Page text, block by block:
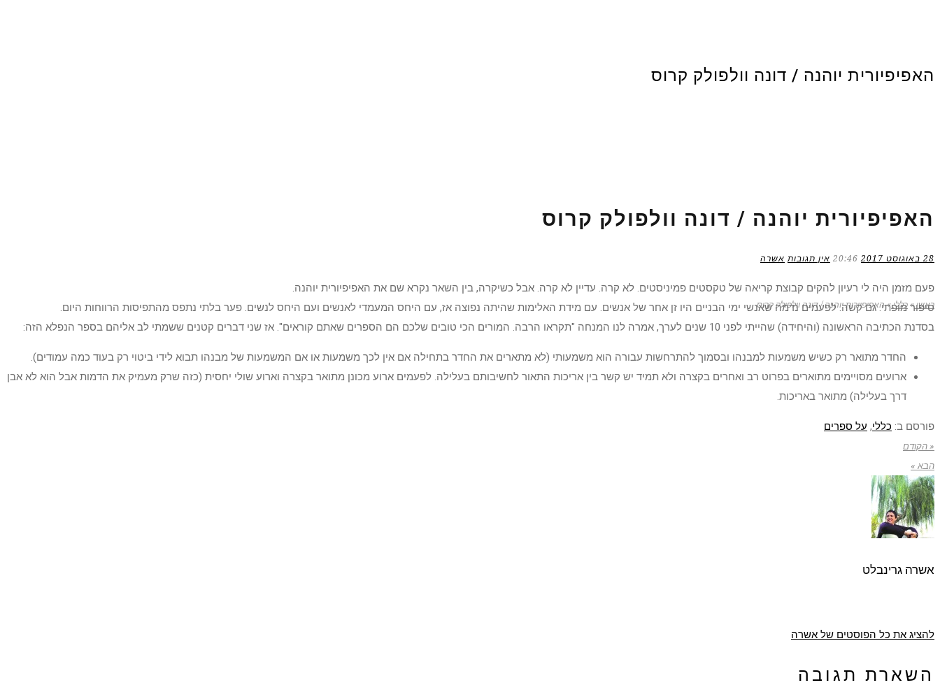
האפיפיורית יוהנה / דונה וולפולק קרוס
ראשי » כללי » האפיפיורית יוהנה / דונה וולפולק קרוס
האפיפיורית יוהנה / דונה וולפולק קרוס
28 באוגוסט 2017 20:46 אין תגובות אשרה
פעם מזמן היה לי רעיון להקים קבוצת קריאה של טקסטים פמיניסטים. לא קרה. עדיין לא קרה. אבל כשיקרה, בין השאר נקרא שם את האפיפיורית יוהנה.
סיפור מופתי. גם קשה. לפעמים נדמה שאנשי ימי הבניים היו זן אחר של אנשים. עם מידת האלימות שהיתה נפוצה אז, עם היחס המעמדי לאנשים ועם היחס לנשים. פער בלתי נתפס מהתפיסות הרווחות היום.
בסדנת הכתיבה הראשונה (והיחידה) שהייתי לפני 10 שנים לערך, אמרה לנו המנחה "תקראו הרבה. המורים הכי טובים שלכם הם הספרים שאתם קוראים". אז שני דברים קטנים ששמתי לב אליהם בספר הנפלא הזה:
החדר מתואר רק כשיש משמעות למבנהו ובסמוך להתרחשות עבורה הוא משמעותי (לא מתארים את החדר בתחילה אם אין לכך משמעות או אם המשמעות של מבנהו תבוא לידי ביטוי רק בעוד כמה עמודים).
ארועים מסויימים מתוארים בפרוט רב ואחרים בקצרה ולא תמיד יש קשר בין אריכות התאור לחשיבותם בעלילה. לפעמים ארוע מכונן מתואר בקצרה וארוע שולי יחסית (כזה שרק מעמיק את הדמות אבל הוא לא אבן
דרך בעלילה) מתואר באריכות.
פורסם ב: כללי, על ספרים
« הקודם
הבא »
אשרה גרינבלט
להציג את כל הפוסטים של אשרה
השארת תגובה